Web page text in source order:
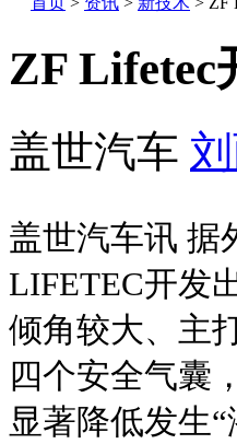
ZF Lifetec
盖世汽车
盖世汽车讯 据
LIFETEC开发
倾角较大、主
四个安全气囊
显著降低发生